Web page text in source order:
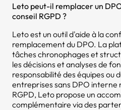
Leto peut-il remplacer un
conseil RGPD ?
Leto est un outil d'aide à la
remplacement du DPO. La
tâches chronophages et
les décisions et analyses de
responsabilité des équipes ou
entreprises sans DPO interne
RGPD, Leto propose un
complémentaire via des